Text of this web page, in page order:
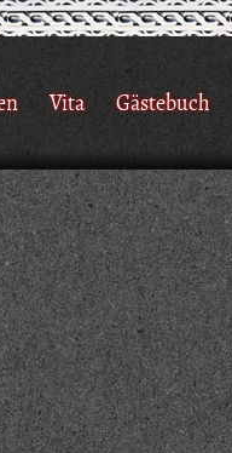
Vita Gästebuch